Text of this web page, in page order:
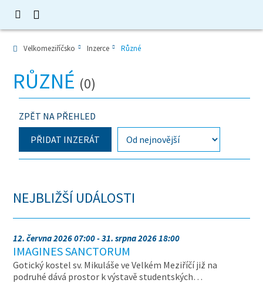
Velkomeziříčsko Inzerce Různé
RŮZNÉ (0)
ZPĚT NA PŘEHLED
PŘIDAT INZERÁT
NEJBLIŽŠÍ UDÁLOSTI
12. června 2026 07:00 - 31. srpna 2026 18:00
IMAGINES SANCTORUM
Gotický kostel sv. Mikuláše ve Velkém Meziříčí již na
podruhé dává prostor k výstavě studentských…